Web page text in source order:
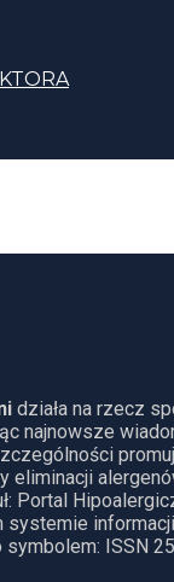
działa na rzecz
najnowsze
eliminacji
Portal
systemie
symbolem: ISSN